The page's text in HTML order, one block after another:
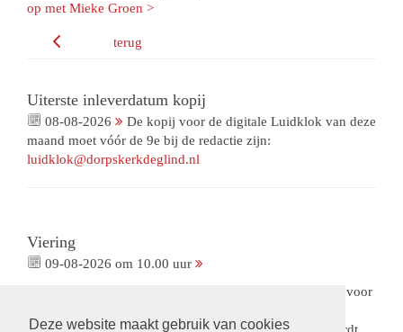
Deze website maakt gebruik van cookies
op met Mieke Groen >
terug
Uiterste inleverdatum kopij
08-08-2026
De kopij voor de digitale Luidklok van deze
maand moet vóór de 9e bij de redactie zijn:
luidklok@dorpskerkdeglind.nl
Viering
09-08-2026 om 10.00 uur
Viering met gemeenteleden als voorganger. Met collecte voor